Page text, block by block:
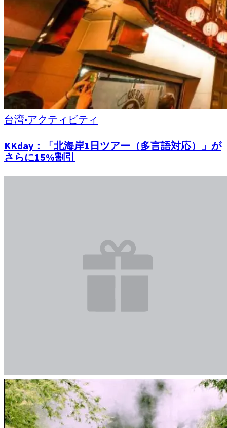
台湾•アクティビティ
KKday：「北海岸1日ツアー（多言語対応）」が
さらに15%割引